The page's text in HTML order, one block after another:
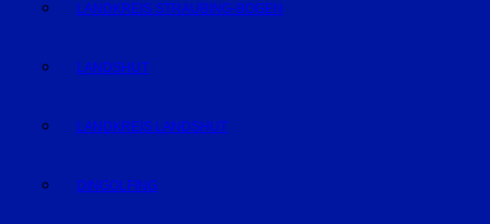
LANDKREIS STRAUBING-BOGEN
LANDSHUT
LANDKREIS LANDSHUT
DINGOLFING